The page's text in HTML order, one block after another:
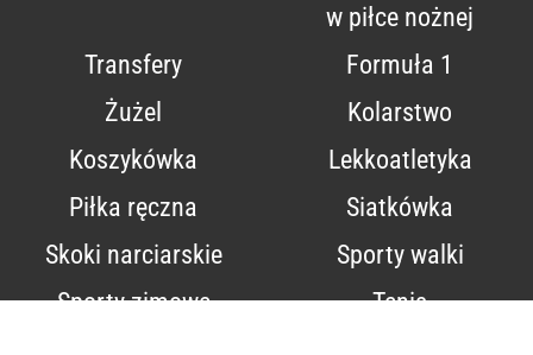
w piłce nożnej
Transfery
Formuła 1
Żużel
Kolarstwo
Koszykówka
Lekkoatletyka
Piłka ręczna
Siatkówka
Skoki narciarskie
Sporty walki
Sporty zimowe
Tenis